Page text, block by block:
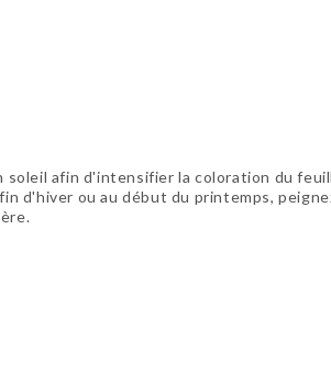
afin d'intensifier la coloration du
d'hiver ou au début du printemps,